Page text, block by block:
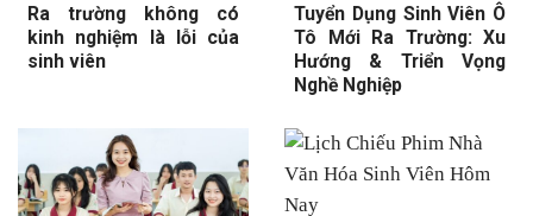
Ra trường không có
kinh nghiệm là lỗi của
sinh viên
Tuyển Dụng Sinh Viên Ô
Tô Mới Ra Trường: Xu
Hướng & Triển Vọng
Nghề Nghiệp